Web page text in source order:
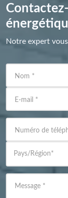
Notre expert
Nom *
E-mail *
Numéro de
Pays/Région*
Message *